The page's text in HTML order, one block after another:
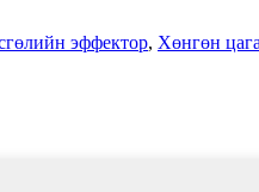
эффектор, Хөнгөн